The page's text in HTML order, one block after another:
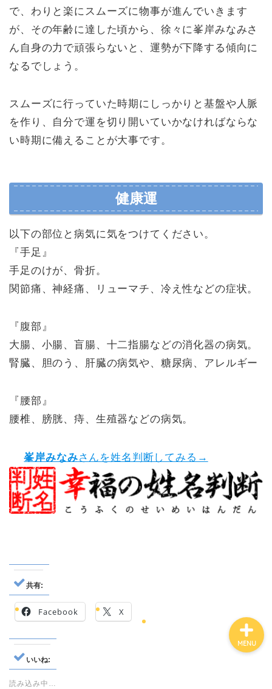
で、わりと楽にスムーズに物事が進んでいきます
が、その年齢に達した頃から、徐々に峯岸みなみさ
ん自身の力で頑張らないと、運勢が下降する傾向に
なるでしょう。
スムーズに行っていた時期にしっかりと基盤や人脈
を作り、自分で運を切り開いていかなければならな
い時期に備えることが大事です。
健康運
以下の部位と病気に気をつけてください。
『手足』
手足のけが、骨折。
関節痛、神経痛、リューマチ、冷え性などの症状。
『腹部』
大腸、小腸、盲腸、十二指腸などの消化器の病気。
腎臓、胆のう、肝臓の病気や、糖尿病、アレルギー
『腰部』
腰椎、膀胱、痔、生殖器などの病気。
峯岸みなみさんを姓名判断してみる→
共有:
Facebook X
いいね:
読み込み中…
MENU
有名人鑑定
姓名判断コラム